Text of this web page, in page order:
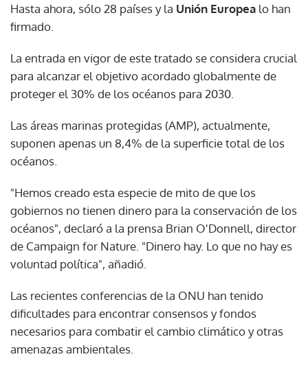
Hasta ahora, sólo 28 países y la Unión Europea lo han
firmado.
La entrada en vigor de este tratado se considera crucial
para alcanzar el objetivo acordado globalmente de
proteger el 30% de los océanos para 2030.
Las áreas marinas protegidas (AMP), actualmente,
suponen apenas un 8,4% de la superficie total de los
océanos.
"Hemos creado esta especie de mito de que los
gobiernos no tienen dinero para la conservación de los
océanos", declaró a la prensa Brian O'Donnell, director
de Campaign for Nature. "Dinero hay. Lo que no hay es
voluntad política", añadió.
Las recientes conferencias de la ONU han tenido
dificultades para encontrar consensos y fondos
necesarios para combatir el cambio climático y otras
amenazas ambientales.